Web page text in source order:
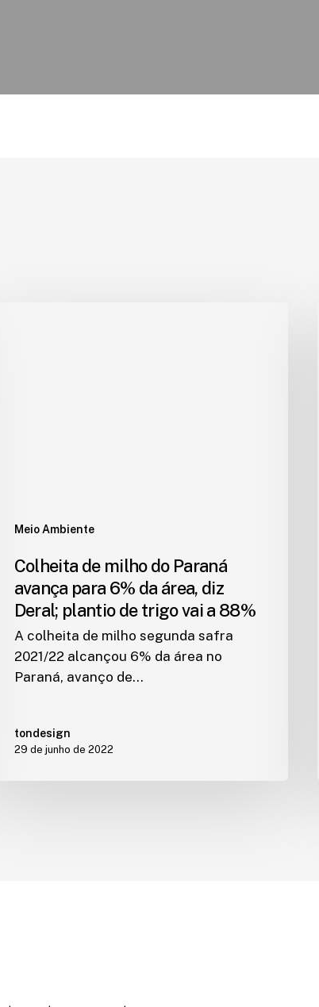
Meio Ambiente
Colheita de milho do Paraná
avança para 6% da área, diz
Deral; plantio de trigo vai a 88%
A colheita de milho segunda safra
2021/22 alcançou 6% da área no
Paraná, avanço de…
tondesign
29 de junho de 2022